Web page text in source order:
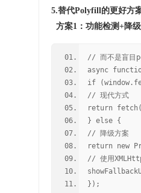
5.替代Polyfill的更好方
方案1：功能检测+降级
// 而不是盲
async
if
// 现代方式
return
} else {
// 降级方案
return new
// 使用
});